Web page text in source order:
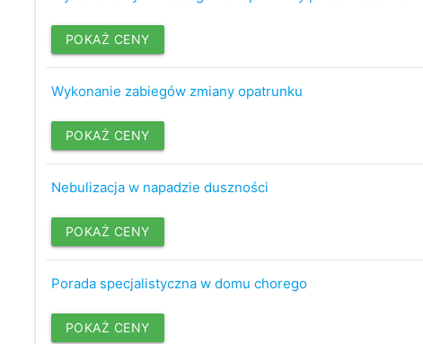
POKAŻ CENY
Wykonanie zabiegów zmiany opatrunku
POKAŻ CENY
Nebulizacja w napadzie duszności
POKAŻ CENY
Porada specjalistyczna w domu chorego
POKAŻ CENY